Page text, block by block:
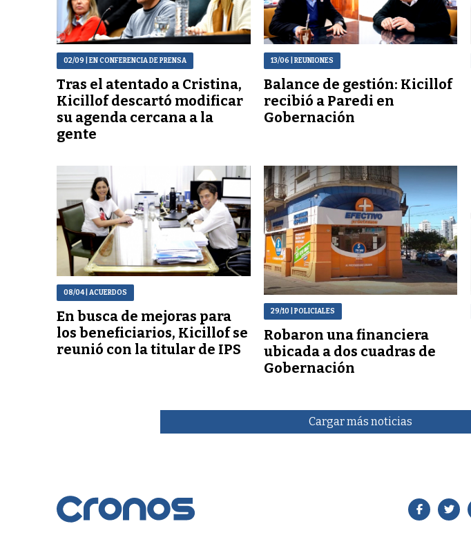
02/09 | EN CONFERENCIA DE PRENSA
Tras el atentado a Cristina,
Kicillof descartó modificar
su agenda cercana a la
gente
13/06 | REUNIONES
Balance de gestión: Kicillof
recibió a Paredi en
Gobernación
08/04| ACUERDOS
En busca de mejoras para
los beneficiarios, Kicillof se
reunió con la titular de IPS
29/10 | POLICIALES
Robaron una financiera
ubicada a dos cuadras de
Gobernación
Cargar más noticias